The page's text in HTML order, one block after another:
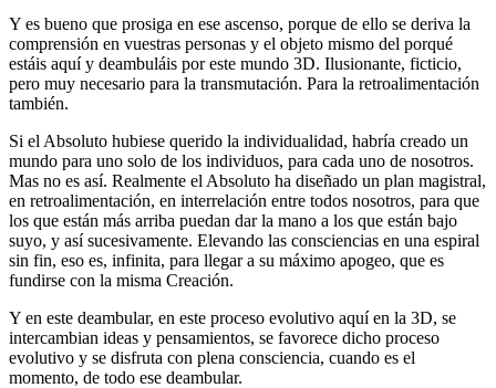
Y es bueno que prosiga en ese ascenso, porque de ello se deriva la
comprensión en vuestras personas y el objeto mismo del porqué
estáis aquí y deambuláis por este mundo 3D. Ilusionante, ficticio,
pero muy necesario para la transmutación. Para la retroalimentación
también.
Si el Absoluto hubiese querido la individualidad, habría creado un
mundo para uno solo de los individuos, para cada uno de nosotros.
Mas no es así. Realmente el Absoluto ha diseñado un plan magistral,
en retroalimentación, en interrelación entre todos nosotros, para que
los que están más arriba puedan dar la mano a los que están bajo
suyo, y así sucesivamente. Elevando las consciencias en una espiral
sin fin, eso es, infinita, para llegar a su máximo apogeo, que es
fundirse con la misma Creación.
Y en este deambular, en este proceso evolutivo aquí en la 3D, se
intercambian ideas y pensamientos, se favorece dicho proceso
evolutivo y se disfruta con plena consciencia, cuando es el
momento, de todo ese deambular.